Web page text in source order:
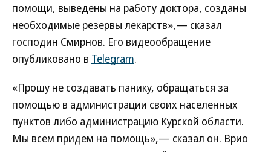
помощи, выведены на работу доктора, созданы
необходимые резервы лекарств»,— сказал
господин Смирнов. Его видеообращение
опубликовано в Telegram.
«Прошу не создавать панику, обращаться за
помощью в администрации своих населенных
пунктов либо администрацию Курской области.
Мы всем придем на помощь»,— сказал он. Врио